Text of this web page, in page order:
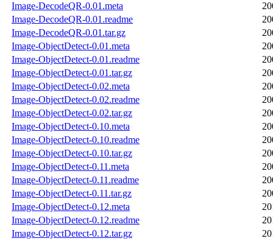
Image-DecodeQR-0.01.meta
Image-DecodeQR-0.01.readme
Image-DecodeQR-0.01.tar.gz
Image-ObjectDetect-0.01.meta
Image-ObjectDetect-0.01.readme
Image-ObjectDetect-0.01.tar.gz
Image-ObjectDetect-0.02.meta
Image-ObjectDetect-0.02.readme
Image-ObjectDetect-0.02.tar.gz
Image-ObjectDetect-0.10.meta
Image-ObjectDetect-0.10.readme
Image-ObjectDetect-0.10.tar.gz
Image-ObjectDetect-0.11.meta
Image-ObjectDetect-0.11.readme
Image-ObjectDetect-0.11.tar.gz
Image-ObjectDetect-0.12.meta
Image-ObjectDetect-0.12.readme
Image-ObjectDetect-0.12.tar.gz